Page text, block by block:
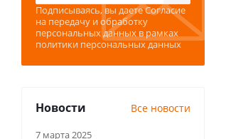
Подписываясь, вы даетеСогласие
на передачу и обработку
персональных данных в рамках
политики персональных данных
Новости Все новости
7 марта 2025